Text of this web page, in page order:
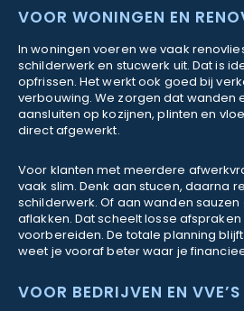
VOOR WONINGEN EN
In woningen voeren we vaak
schilderwerk en stucwerk uit. Dat is
opfrissen. Het werkt ook goed bij
verbouwing. We zorgen dat wanden
aansluiten op kozijnen, plinten en
direct afgewerkt.
Voor klanten met meerdere
vaak slim. Denk aan stucen, daarna
schilderwerk. Of aan wanden
aflakken. Dat scheelt losse
voorbereiden. De totale planning
weet je vooraf beter waar je
VOOR BEDRIJVEN EN VVE’S